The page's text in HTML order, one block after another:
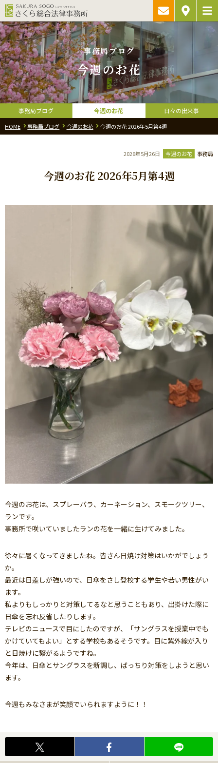
事務局ブログ
今週のお花
事務局ブログ 今週のお花 日々の出来事
HOME 事務局ブログ 今週のお花 今週のお花 2026年5月第4週
2026年5月26日 今週のお花 事務局
今週のお花 2026年5月第4週
今週のお花は、スプレーバラ、カーネーション、スモークツリー、
ランです。
事務所で咲いていましたランの花を一緒に生けてみました。
徐々に暑くなってきましたね。皆さん日焼け対策はいかがでしょう
か。
最近は日差しが強いので、日傘をさし登校する学生や若い男性がい
ます。
私よりもしっかりと対策してるなと思うこともあり、出掛けた際に
日傘を忘れ反省したりします。
テレビのニュースで目にしたのですが、「サングラスを授業中でも
かけていてもよい」とする学校もあるそうです。目に紫外線が入り
と日焼けに繋がるようですね。
今年は、日傘とサングラスを新調し、ばっちり対策をしようと思い
ます。
今週もみなさまが笑顔でいられますように！！